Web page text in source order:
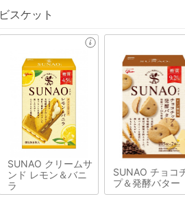
ビスケット
SUNAO クリームサ
ンド レモン＆バニ
ラ
SUNAO チョコ
プ＆発酵バター